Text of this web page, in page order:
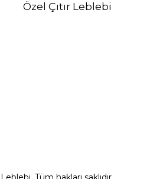
Özel Çıtır Leblebi